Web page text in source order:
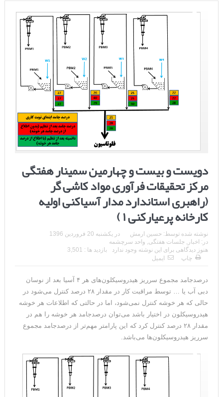
دویست و بیست و چهارمین سمینار هفتگی
مرکز تحقیقات فرآوری مواد کاشی گر
(راهبری استاندارد مدار آسیاکنی اولیه
کارخانه پرعیارکنی ۱ )
نوشته شده توسط: حسین ارمش در یکشنبه 20 فروردین 1396
در: اخبار , جلسات هفتگی, واحد سرچشمه
هنوز دیدگاهی برای این نوشته وجود ندارد
بازدید ها : 3,501
چاپ
ایمیل
درصدجامد مجموع سرریز هیدروسیکلون‌های هر ۴ آسیا بعد از نوسان
دبی آب یا … توسط مراقبت کار در مقدار ۲۸ درصد کنترل می‌شود در
حالی که هر خوشه کنترل نمی‌شود، اما در حالتی که اطلاعات هر خوشه
هیدروسیکلون در اختیار باشد می‌توان درصدجامد هر خوشه را هم در
مقدار ۲۸ درصد کنترل کرد که این پارامتر مهم‌تر از درصدجامد مجموع
سرریز هیدروسیکلون‌ها می‌باشد.